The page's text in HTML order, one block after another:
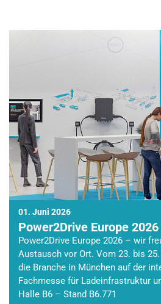
01. Juni 2026
Power2Drive Europe 2026
Power2Drive Europe 2026 – wir
Austausch vor Ort. Vom 23. bis
die Branche in München auf der
Fachmesse für Ladeinfrastruktur
Halle B6 – Stand B6.771